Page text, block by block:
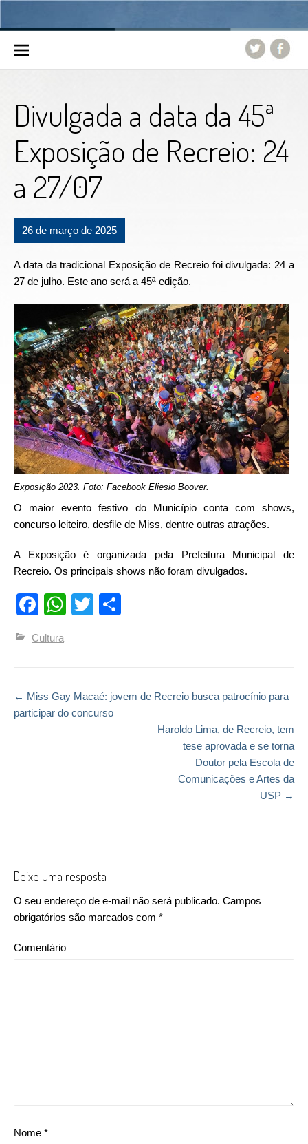
Divulgada a data da 45ª
Exposição de Recreio: 24
a 27/07
26 de março de 2025
A data da tradicional Exposição de Recreio foi divulgada: 24 a
27 de julho. Este ano será a 45ª edição.
Exposição 2023. Foto: Facebook Eliesio Boover.
O maior evento festivo do Município conta com shows,
concurso leiteiro, desfile de Miss, dentre outras atrações.
A Exposição é organizada pela Prefeitura Municipal de
Recreio. Os principais shows não foram divulgados.
Facebook
WhatsApp
Twitter
Cultura
Post navigation
← Miss Gay Macaé: jovem de Recreio busca patrocínio para
participar do concurso
Haroldo Lima, de Recreio, tem
tese aprovada e se torna
Doutor pela Escola de
Comunicações e Artes da
USP →
Deixe uma resposta
O seu endereço de e-mail não será publicado. Campos
obrigatórios são marcados com *
Comentário
Nome *